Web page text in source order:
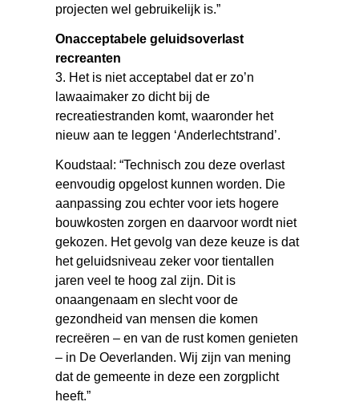
projecten wel gebruikelijk is.”
Onacceptabele geluidsoverlast
recreanten
3. Het is niet acceptabel dat er zo’n
lawaaimaker zo dicht bij de
recreatiestranden komt, waaronder het
nieuw aan te leggen ‘Anderlechtstrand’.
Koudstaal: “Technisch zou deze overlast
eenvoudig opgelost kunnen worden. Die
aanpassing zou echter voor iets hogere
bouwkosten zorgen en daarvoor wordt niet
gekozen. Het gevolg van deze keuze is dat
het geluidsniveau zeker voor tientallen
jaren veel te hoog zal zijn. Dit is
onaangenaam en slecht voor de
gezondheid van mensen die komen
recreëren – en van de rust komen genieten
– in De Oeverlanden. Wij zijn van mening
dat de gemeente in deze een zorgplicht
heeft.”